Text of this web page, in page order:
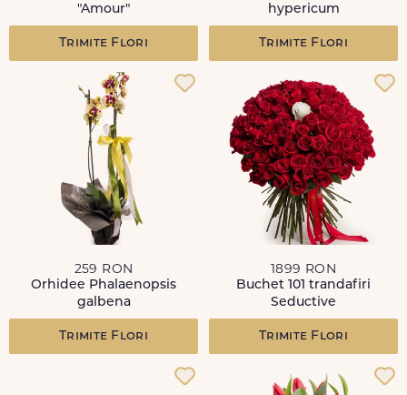
"Amour"
Trimite Flori
hypericum
Trimite Flori
259 RON
Orhidee Phalaenopsis
galbena
Trimite Flori
1899 RON
Buchet 101 trandafiri
Seductive
Trimite Flori